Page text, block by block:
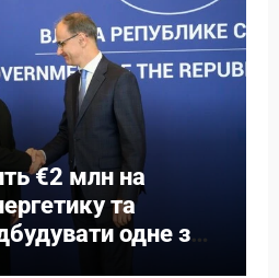
€2 млн на
та
одне з